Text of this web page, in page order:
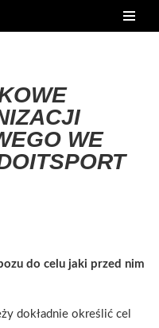
WE
do celu jaki przed nim
dokładnie określić cel